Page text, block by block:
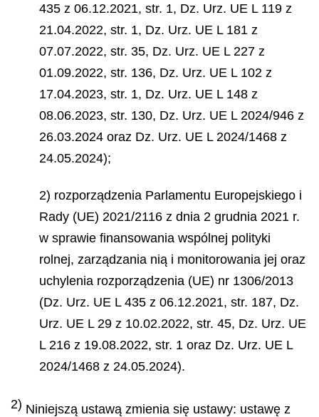
435 z 06.12.2021, str. 1, Dz. Urz. UE L 119 z
21.04.2022, str. 1, Dz. Urz. UE L 181 z
07.07.2022, str. 35, Dz. Urz. UE L 227 z
01.09.2022, str. 136, Dz. Urz. UE L 102 z
17.04.2023, str. 1, Dz. Urz. UE L 148 z
08.06.2023, str. 130, Dz. Urz. UE L 2024/946 z
26.03.2024 oraz Dz. Urz. UE L 2024/1468 z
24.05.2024);
2) rozporządzenia Parlamentu Europejskiego i
Rady (UE) 2021/2116 z dnia 2 grudnia 2021 r.
w sprawie finansowania wspólnej polityki
rolnej, zarządzania nią i monitorowania jej oraz
uchylenia rozporządzenia (UE) nr 1306/2013
(Dz. Urz. UE L 435 z 06.12.2021, str. 187, Dz.
Urz. UE L 29 z 10.02.2022, str. 45, Dz. Urz. UE
L 216 z 19.08.2022, str. 1 oraz Dz. Urz. UE L
2024/1468 z 24.05.2024).
2) Niniejszą ustawą zmienia się ustawy: ustawę z